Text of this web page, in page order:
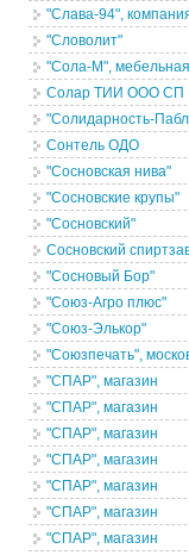
"Слава-94",
"Словолит"
"Сола-М",
Солар ТИИ ООО СП
"Солидарность-
Сонтель ОДО
"Сосновская нива"
"Сосновские крупы"
"Сосновский"
Сосновский
"Сосновый Бор"
"Союз-Агро плюс"
"Союз-Элькор"
"Союзпечать",
"СПАР", магазин
"СПАР", магазин
"СПАР", магазин
"СПАР", магазин
"СПАР", магазин
"СПАР", магазин
"СПАР", магазин